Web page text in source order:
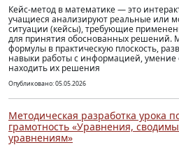
Кейс-метод в математике — это
учащиеся анализируют реальные или
ситуации (кейсы), требующие
для принятия обоснованных решений.
формулы в практическую плоскость,
навыки работы с информацией,
находить их решения
Опубликовано: 05.05.2026
Методическая разработка урока
грамотность «Уравнения,
уравнениям»